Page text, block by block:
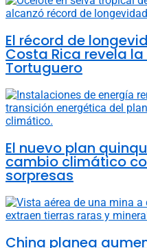
El récord de
Costa Rica revela
Tortuguero
El nuevo plan
cambio climático
sorpresas
China planea